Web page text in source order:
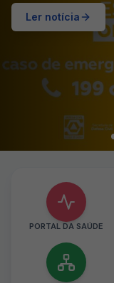
Ler notícia
PORTAL DA SAÚDE